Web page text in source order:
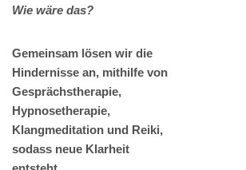
Wie wäre das?
Gemeinsam lösen wir die
Hindernisse an, mithilfe von
Gesprächstherapie,
Hypnosetherapie,
Klangmeditation und Reiki,
sodass neue Klarheit